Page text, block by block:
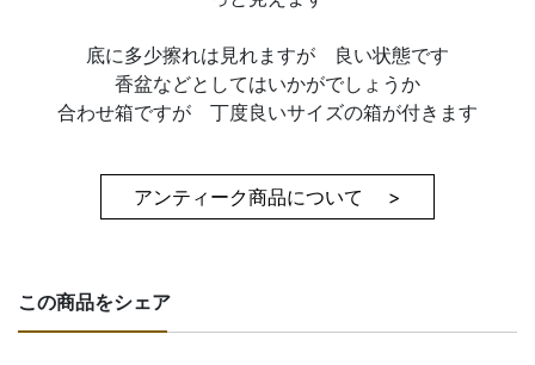
底に多少擦れは見れますが 良い状態です
香盆などとしてはいかがでしょうか
合わせ箱ですが 丁度良いサイズの箱が付きます
アンティーク商品について >
この商品をシェア